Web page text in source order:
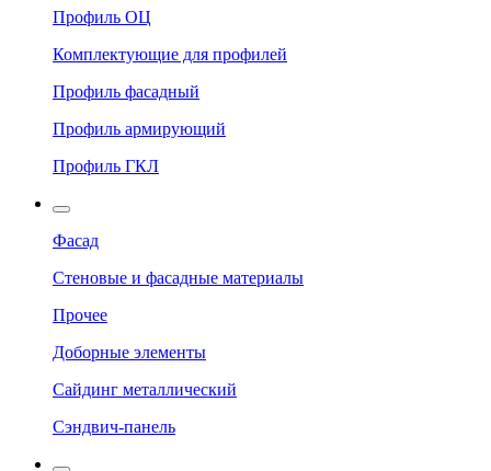
Профиль ОЦ
Комплектующие для профилей
Профиль фасадный
Профиль армирующий
Профиль ГКЛ
Фасад
Стеновые и фасадные материалы
Прочее
Доборные элементы
Сайдинг металлический
Сэндвич-панель